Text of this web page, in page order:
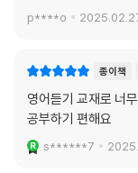
p****o
종이책
영어듣기 교재로 너
공부하기 편해요
s******7